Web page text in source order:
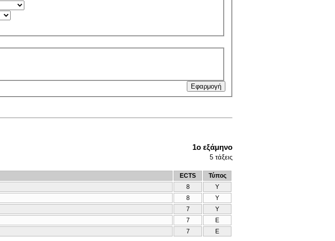
1ο εξάμηνο
5 τάξεις
ECTS
Τύπος
8
Υ
8
Υ
7
Υ
7
Ε
7 Ε